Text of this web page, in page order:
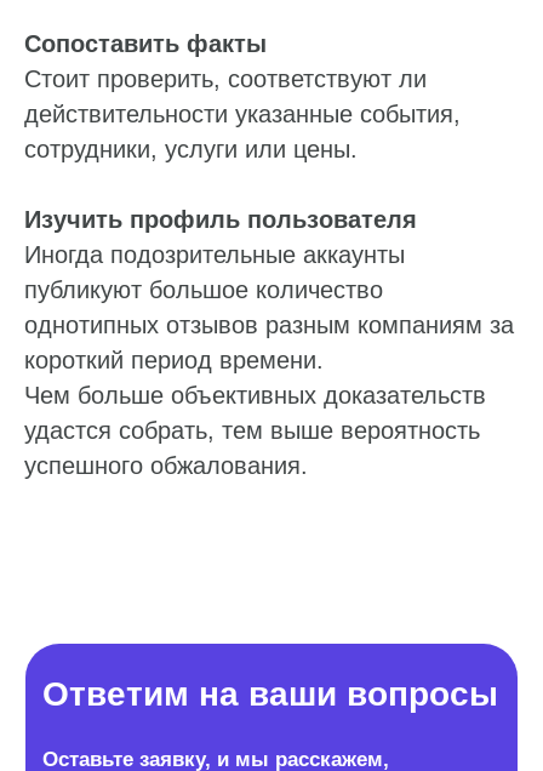
Сопоставить факты
Стоит проверить, соответствуют ли
действительности указанные события,
сотрудники, услуги или цены.
Изучить профиль пользователя
Иногда подозрительные аккаунты
публикуют большое количество
однотипных отзывов разным компаниям за
короткий период времени.
Чем больше объективных доказательств
удастся собрать, тем выше вероятность
успешного обжалования.